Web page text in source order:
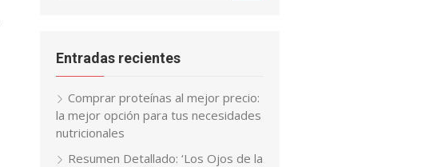
Entradas recientes
Comprar proteínas al mejor precio:
la mejor opción para tus necesidades
nutricionales
Resumen Detallado: ‘Los Ojos de la